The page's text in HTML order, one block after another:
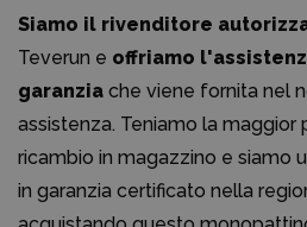
Siamo il rivenditore
Teverun e offriamo
garanzia che viene fornita nel
assistenza. Teniamo la maggior
ricambio in magazzino e siamo
in garanzia certificato nella